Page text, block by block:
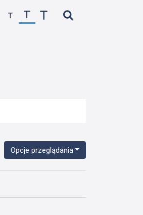
Opcje przeglądania